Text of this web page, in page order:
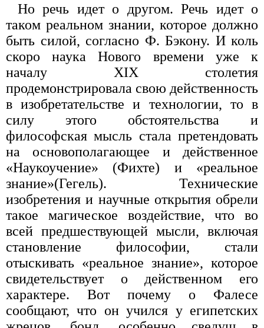
Но речь идет о другом. Речь идет о
таком реальном знании, которое должно
быть силой, согласно Ф. Бэкону. И коль
скоро наука Нового времени уже к
началу XIX столетия
продемонстрировала свою действенность
в изобретательстве и технологии, то в
силу этого обстоятельства и
философская мысль стала претендовать
на основополагающее и действенное
«Наукоучение» (Фихте) и «реальное
знание»(Гегель). Технические
изобретения и научные открытия обрели
такое магическое воздействие, что во
всей предшествующей мысли, включая
становление философии, стали
отыскивать «реальное знание», которое
свидетельствует о действенном его
характере. Вот почему о Фалесе
сообщают, что он учился у египетских